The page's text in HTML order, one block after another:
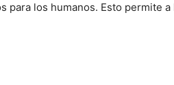
los humanos. Esto permite